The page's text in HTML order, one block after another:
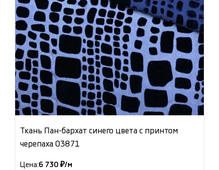
Ткань Пан-бархат синего цвета с принтом
черепаха 03871
Цена:6 730 ₽/м